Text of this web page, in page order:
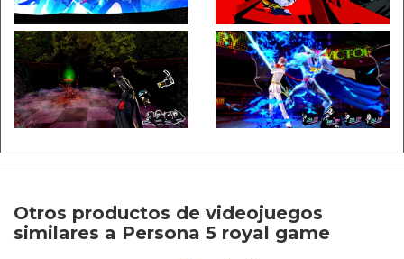
Otros productos de videojuegos
similares a Persona 5 royal game